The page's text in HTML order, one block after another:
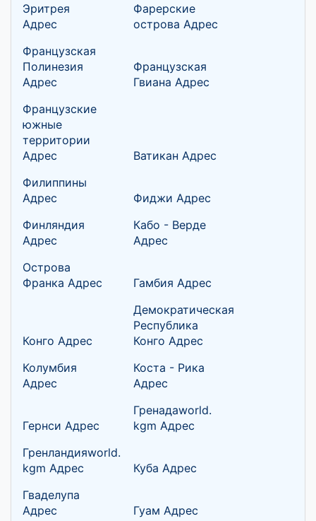
Эритрея
Адрес
Фарерские
острова Адрес
Французская
Полинезия
Адрес
Французская
Гвиана Адрес
Французские
южные
территории
Адрес
Ватикан Адрес
Филиппины
Адрес
Фиджи Адрес
Финляндия
Адрес
Кабо - Верде
Адрес
Острова
Франка Адрес
Гамбия Адрес
Конго Адрес
Демократическая
Республика
Конго Адрес
Колумбия
Адрес
Коста - Рика
Адрес
Гернси Адрес
Гренадаworld.
kgm Адрес
Гренландияworld.
kgm Адрес
Куба Адрес
Гваделупа
Адрес
Гуам Адрес